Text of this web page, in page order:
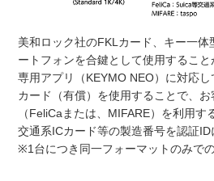
美和ロック社のFKLカード、キー一
ートフォンを合鍵として使用するこ
専用アプリ（KEYMO NEO）に対応
カード（有償）を使用することで、
（FeliCaまたは、MIFARE）を利用す
交通系ICカード等の製造番号を認証ID
※1台につき同一フォーマットのみで